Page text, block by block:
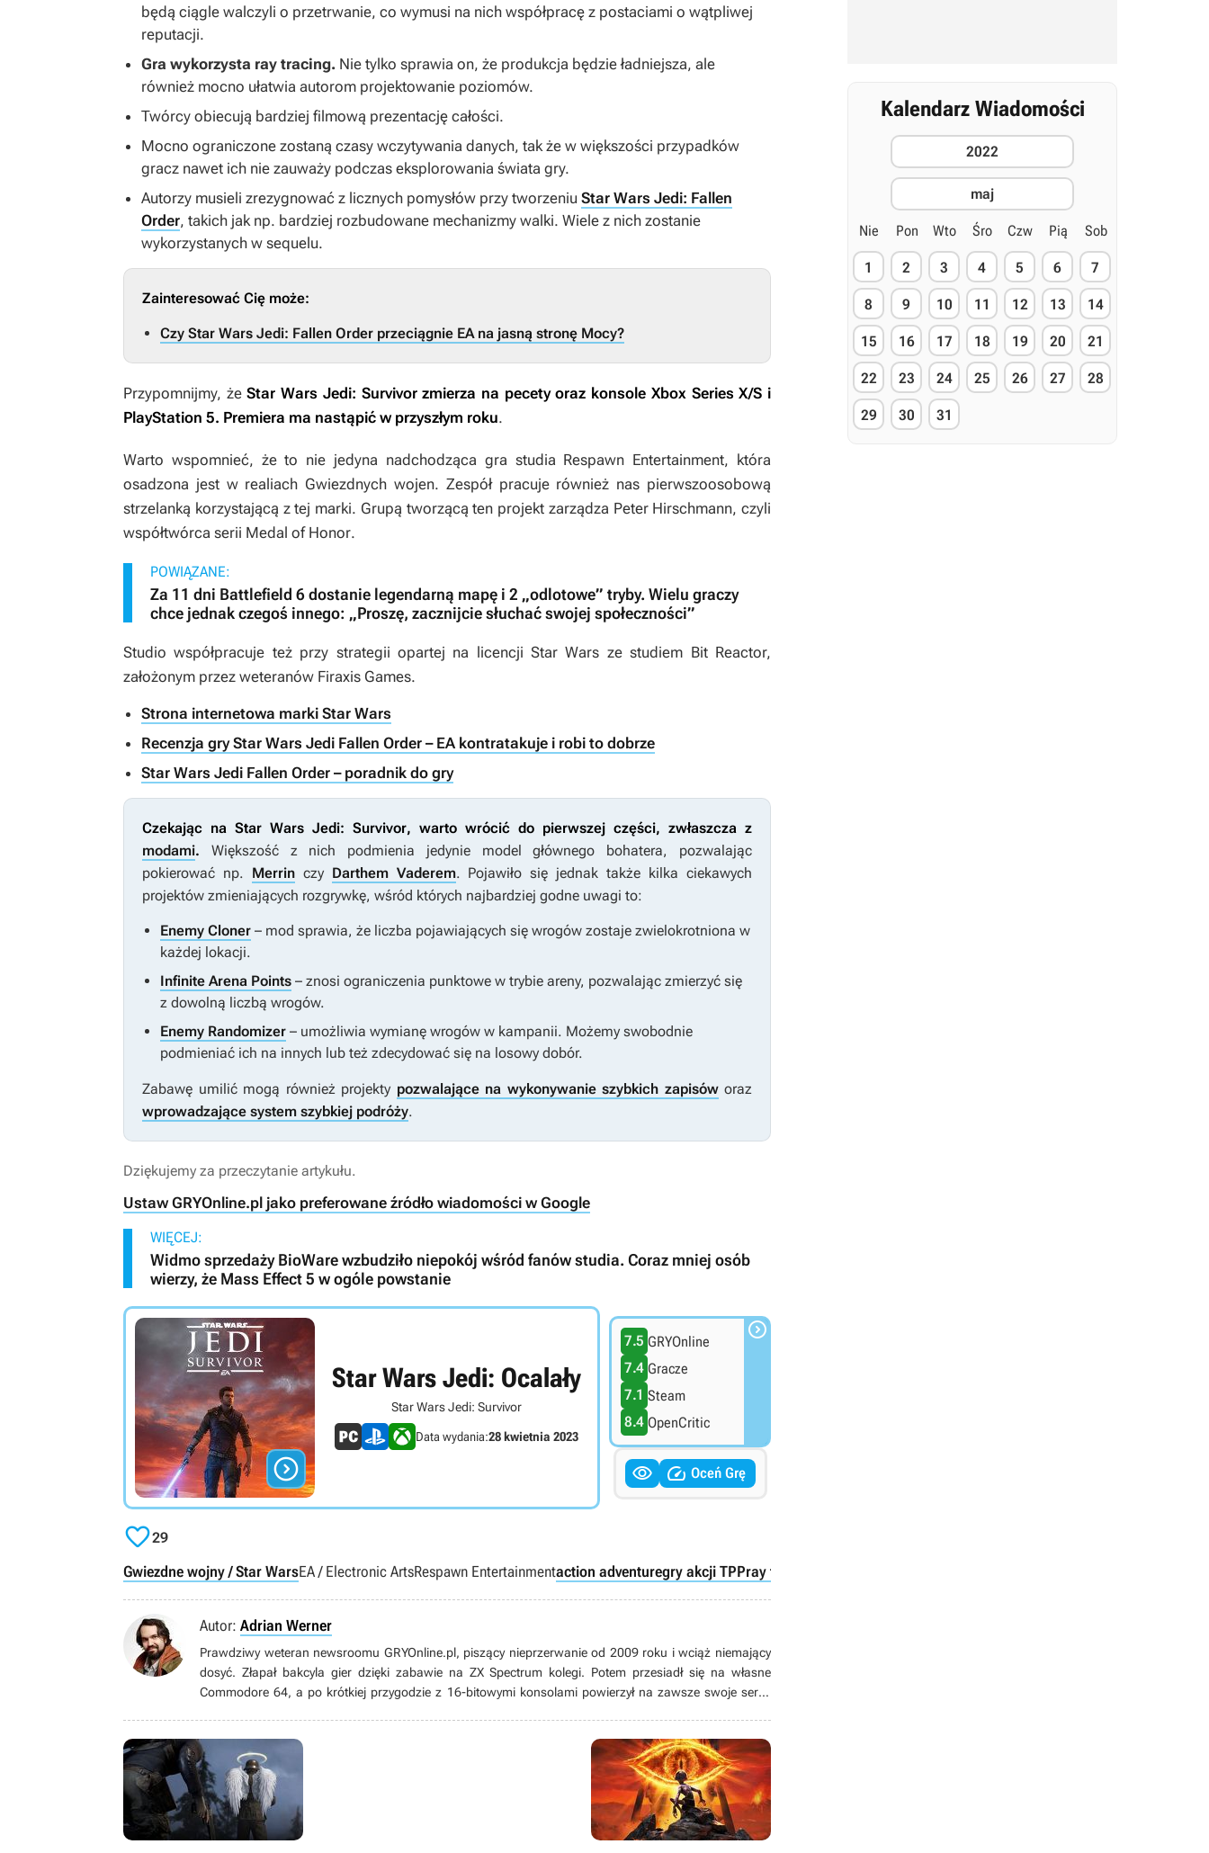
będą ciągle walczyli o przetrwanie, co wymusi na nich współpracę z postaciami o wątpliwej
reputacji.
Gra wykorzysta ray tracing. Nie tylko sprawia on, że produkcja będzie ładniejsza, ale
również mocno ułatwia autorom projektowanie poziomów.
Twórcy obiecują bardziej filmową prezentację całości.
Mocno ograniczone zostaną czasy wczytywania danych, tak że w większości przypadków
gracz nawet ich nie zauważy podczas eksplorowania świata gry.
Autorzy musieli zrezygnować z licznych pomysłów przy tworzeniu Star Wars Jedi: Fallen
Order, takich jak np. bardziej rozbudowane mechanizmy walki. Wiele z nich zostanie
wykorzystanych w sequelu.
Zainteresować Cię może:
Czy Star Wars Jedi: Fallen Order przeciągnie EA na jasną stronę Mocy?
Przypomnijmy, żeStar Wars Jedi: Survivorzmierza na pecety oraz konsole Xbox Series X/S i
PlayStation 5. Premiera ma nastąpić w przyszłym roku.
Warto wspomnieć, że to nie jedyna nadchodząca gra studia Respawn Entertainment, która
osadzona jest w realiach Gwiezdnych wojen. Zespół pracuje również nas pierwszoosobową
strzelanką korzystającą z tej marki. Grupą tworzącą ten projekt zarządza Peter Hirschmann, czyli
współtwórca serii Medal of Honor.
POWIĄZANE:
Za 11 dni Battlefield 6 dostanie legendarną mapę i 2 „odlotowe” tryby. Wielu graczy
chce jednak czegoś innego: „Proszę, zacznijcie słuchać swojej społeczności”
Studio współpracuje też przy strategii opartej na licencjiStar Wars ze studiem Bit Reactor,
założonym przez weteranów Firaxis Games.
Strona internetowa marki Star Wars
Recenzja gry Star Wars Jedi Fallen Order – EA kontratakuje i robi to dobrze
Star Wars Jedi Fallen Order – poradnik do gry
Czekając na Star Wars Jedi: Survivor, warto wrócić do pierwszej części, zwłaszcza z
modami. Większość z nich podmienia jedynie model głównego bohatera, pozwalając
pokierować np. Merrinczy Darthem Vaderem. Pojawiło się jednak także kilka ciekawych
projektów zmieniających rozgrywkę, wśród których najbardziej godne uwagi to:
Enemy Cloner – mod sprawia, że liczba pojawiających się wrogów zostaje zwielokrotniona w
każdej lokacji.
Infinite Arena Points – znosi ograniczenia punktowe w trybie areny, pozwalając zmierzyć się
z dowolną liczbą wrogów.
Enemy Randomizer – umożliwia wymianę wrogów w kampanii. Możemy swobodnie
podmieniać ich na innych lub też zdecydować się na losowy dobór.
Zabawę umilić mogą również projekty pozwalające na wykonywanie szybkich zapisóworaz
wprowadzające system szybkiej podróży.
Dziękujemy za przeczytanie artykułu.
Ustaw GRYOnline.pl jako preferowane źródło wiadomości w Google
WIĘCEJ:
Widmo sprzedaży BioWare wzbudziło niepokój wśród fanów studia. Coraz mniej osób
wierzy, że Mass Effect 5 w ogóle powstanie

Star Wars Jedi: Ocalały
Star Wars Jedi: Survivor
Data wydania:28 kwietnia 2023
7.5 GRYOnline
7.4 Gracze
7.1 Steam
8.4 OpenCritic

  Oceń Grę
29
Gwiezdne wojny / Star WarsEA / Electronic ArtsRespawn Entertainmentaction adventuregry akcji TPPray tracing
Autor: Adrian Werner
Prawdziwy weteran newsroomu GRYOnline.pl, piszący nieprzerwanie od 2009 roku i wciąż niemający
dosyć. Złapał bakcyla gier dzięki zabawie na ZX Spectrum kolegi. Potem przesiadł się na własne
Commodore 64, a po krótkiej przygodzie z 16-bitowymi konsolami powierzył na zawsze swoje serce
książek, seriali, filmów i komiksów.
Kalendarz Wiadomości
2022
maj
Nie Pon Wto Śro Czw Pią Sob
1 2 3 4 5 6 7
8 9 10 11 12 13 14
15 16 17 18 19 20 21
22 23 24 25 26 27 28
29 30 31